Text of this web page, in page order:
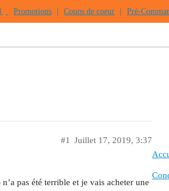
Promotions Coups de coeur Pré-
Juillet 17, 2019, 3:37
#1
pas été terrible et je vais acheter une